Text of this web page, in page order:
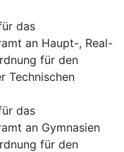
das
an Haupt-, Real-
für den
Technischen
das
an Gymnasien
für den